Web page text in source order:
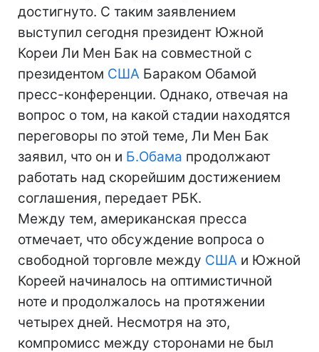
достигнуто. С таким заявлением
выступил сегодня президент Южной
Кореи Ли Мен Бак на совместной с
президентом США Бараком Обамой
пресс-конференции. Однако, отвечая на
вопрос о том, на какой стадии находятся
переговоры по этой теме, Ли Мен Бак
заявил, что он и Б.Обама продолжают
работать над скорейшим достижением
соглашения, передает РБК.
Между тем, американская пресса
отмечает, что обсуждение вопроса о
свободной торговле между США и Южной
Кореей начиналось на оптимистичной
ноте и продолжалось на протяжении
четырех дней. Несмотря на это,
компромисс между сторонами не был